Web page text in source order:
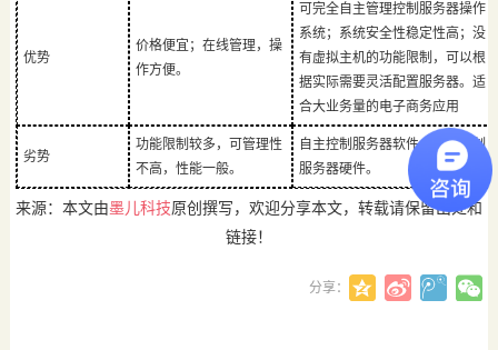
优势
价格便宜；在线管理，操
作方便。
可完全自主管理控制服务器操作
系统；系统安全性稳定性高；没
有虚拟主机的功能限制，可以根
据实际需要灵活配置服务器。适
合大业务量的电子商务应用
劣势
功能限制较多，可管理性
不高，性能一般。
自主控制服务器软件，不能控制
服务器硬件。
来源：本文由墨儿科技原创撰写，欢迎分享本文，转载请保留出处和
链接！
分享：